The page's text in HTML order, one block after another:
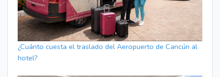
¿Cuánto cuesta el traslado del Aeropuerto de Cancún al
hotel?